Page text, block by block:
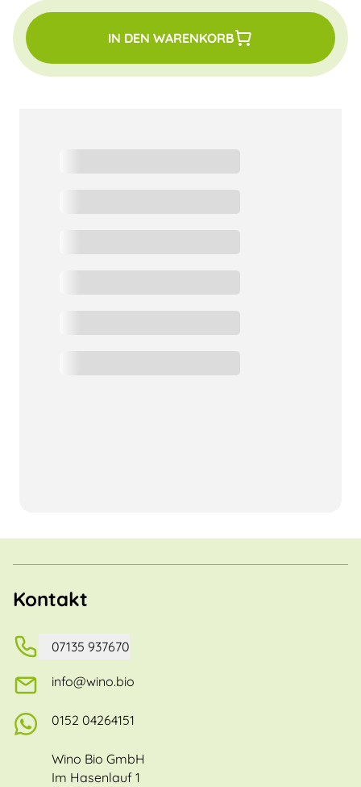
IN DEN WARENKORB
Kontakt
07135 937670
info@wino.bio
0152 04264151
Wino Bio GmbH
Im Hasenlauf 1